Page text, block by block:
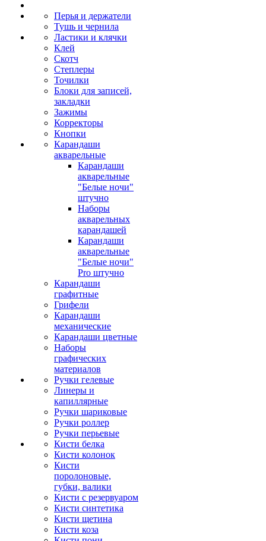
Перья и держатели
Тушь и чернила
Ластики и клячки
Клей
Скотч
Степлеры
Точилки
Блоки для записей,
закладки
Зажимы
Корректоры
Кнопки
Карандаши
акварельные
Карандаши
акварельные
"Белые ночи"
штучно
Наборы
акварельных
карандашей
Карандаши
акварельные
"Белые ночи"
Pro штучно
Карандаши
графитные
Грифели
Карандаши
механические
Карандаши цветные
Наборы
графических
материалов
Ручки гелевые
Линеры и
капиллярные
Ручки шариковые
Ручки роллер
Ручки перьевые
Кисти белка
Кисти колонок
Кисти
поролоновые,
губки, валики
Кисти с резервуаром
Кисти синтетика
Кисти щетина
Кисти коза